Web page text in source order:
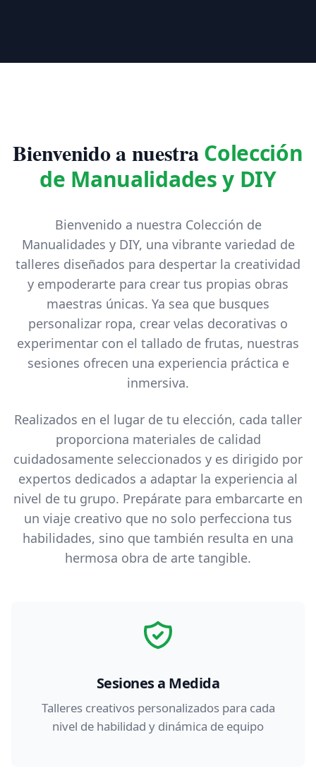
Bienvenido a nuestraColección
de Manualidades y DIY
Bienvenido a nuestra Colección de
Manualidades y DIY, una vibrante variedad de
talleres diseñados para despertar la creatividad
y empoderarte para crear tus propias obras
maestras únicas. Ya sea que busques
personalizar ropa, crear velas decorativas o
experimentar con el tallado de frutas, nuestras
sesiones ofrecen una experiencia práctica e
inmersiva.
Realizados en el lugar de tu elección, cada taller
proporciona materiales de calidad
cuidadosamente seleccionados y es dirigido por
expertos dedicados a adaptar la experiencia al
nivel de tu grupo. Prepárate para embarcarte en
un viaje creativo que no solo perfecciona tus
habilidades, sino que también resulta en una
hermosa obra de arte tangible.
Sesiones a Medida
Talleres creativos personalizados para cada
nivel de habilidad y dinámica de equipo